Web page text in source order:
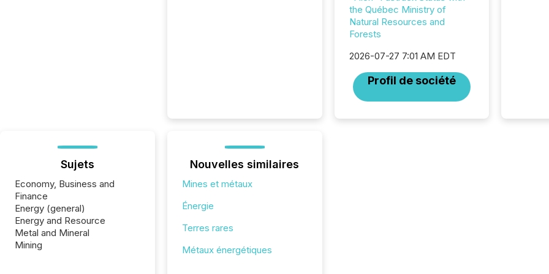
the Québec Ministry of
Natural Resources and
Forests
2026-07-27 7:01 AM EDT
Profil de société
Sujets
Economy, Business and
Finance
Energy (general)
Energy and Resource
Metal and Mineral
Mining
Nouvelles similaires
Mines et métaux
Énergie
Terres rares
Métaux énergétiques